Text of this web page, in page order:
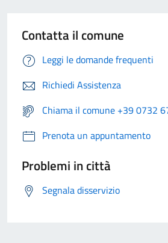
Contatta il comune
Leggi le domande frequenti
Richiedi Assistenza
Chiama il comune +39 0732
Prenota un appuntamento
Problemi in città
Segnala disservizio